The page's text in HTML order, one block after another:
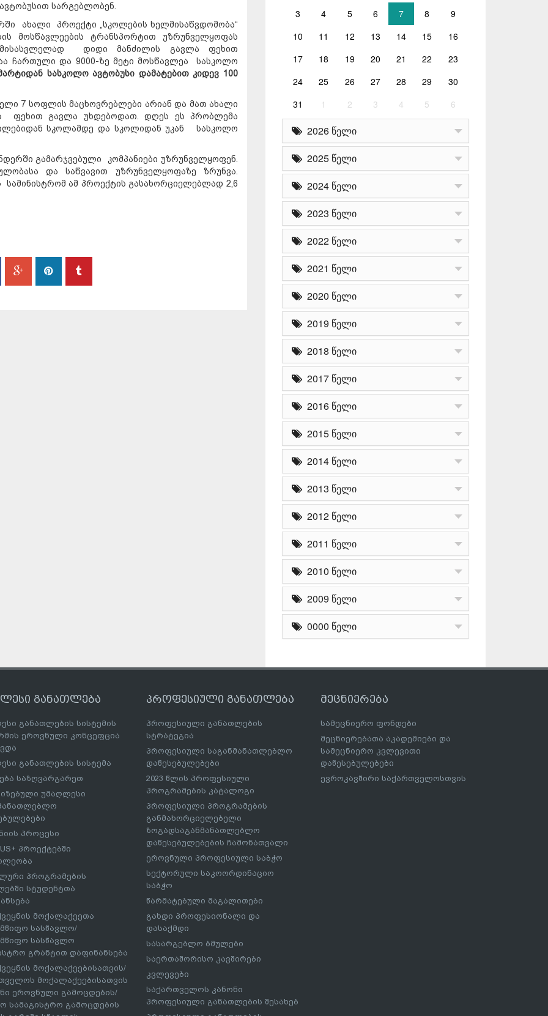
სარგებლობენ.
ახალი პროექტი „სკოლების ხელმისაწვდომობა“
მოსწავლეების ტრანსპორტით უზრუნველყოფას
მისასვლელად დიდი მანძილის გავლა ფეხით
ჩართული და 9000-ზე მეტი მოსწავლეა სასკოლო
სასკოლო ავტობუსი დამატებით კიდევ 100
7 სოფლის მაცხოვრებლები არიან და მათ ახალი
ფეხით გავლა უხდებოდათ. დღეს ეს პრობლემა
სკოლამდე და სკოლიდან უკან სასკოლო
გამარჯვებული კომპანიები უზრუნველყოფენ.
და საწვავით უზრუნველყოფაზე ზრუნვა.
ამ პროექტის გასახორციელებლად 2,6
3
4 5 6 7 8
9
10
11 12 13 14 15
16
17
18 19 20 21 22
23
24
25 26 27 28 29
30
31
1 2 3 4 5 6
2026 წელი
2025 წელი
2024 წელი
2023 წელი
2022 წელი
2021 წელი
2020 წელი
2019 წელი
2018 წელი
2017 წელი
2016 წელი
2015 წელი
2014 წელი
2013 წელი
2012 წელი
2011 წელი
2010 წელი
2009 წელი
0000 წელი
განათლება
განათლების სისტემის
ეროვნული კონცეფცია
განათლების სისტემა
საზღვარგარეთ
უმაღლესი
პროცესი
პროექტებში
პროგრამების
სტუდენტთა
მოქალაქეეთა
სასწავლო/
სასწავლო
გრანტით დაფინანსება
მოქალაქეებისათვის/
მოქალაქეებისათვის
ეროვნული გამოცდების/
სამაგისტრო გამოცდების
პროფესიული განათლება
პროფესიული განათლების
სტრატეგია
პროფესიული საგანმანათლებლო
დაწესებულებები
2023 წლის პროფესიული
პროგრამების კატალოგი
პროფესიული პროგრამების
განმახორციელებელი
ზოგადსაგანმანათლებლო
დაწესებულებების ჩამონათვალი
ეროვნული პროფესიული საბჭო
სექტორული საკოორდინაციო
საბჭო
წარმატებული მაგალითები
გახდი პროფესიონალი და
დასაქმდი
სასარგებლო ბმულები
საერთაშორისო კავშირები
კვლევები
საქართველოს კანონი
პროფესიული განათლების შესახებ
მეცნიერება
სამეცნიერო ფონდები
მეცნიერებათა აკადემიები და
სამეცნიერო კვლევითი
დაწესებულებები
ევროკავშირი საქართველოსთვის